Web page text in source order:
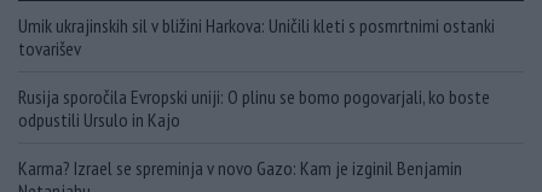
Umik ukrajinskih sil v bližini Harkova: Uničili kleti s posmrtnimi ostanki
tovarišev
Rusija sporočila Evropski uniji: O plinu se bomo pogovarjali, ko boste
odpustili Ursulo in Kajo
Karma? Izrael se spreminja v novo Gazo: Kam je izginil Benjamin